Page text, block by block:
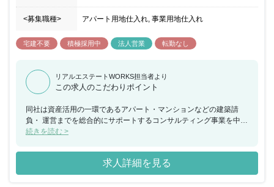
<募集職種> アパート用地仕入れ, 事業用地仕入れ
宅建不要 積極採用中 法人営業 転勤なし
リアルエステートWORKS担当者より
この求人のこだわりポイント
同社は資産活用の一環であるアパート・マンションなどの建築請
負・ 運営までを総合的にサポートするコンサルティング事業を中心
に展開し その他不動産売買も手掛けている企業になります。 自社
貸住宅となっており、きめ細やかな独自の賃貸管理システムを創り
上げることで女性からの人気を集め、常に高い入居率（99％以上）
を 誇っています。 現在同社は第二創業期を迎えており、従業員数
続きを読む >
求人詳細を見る